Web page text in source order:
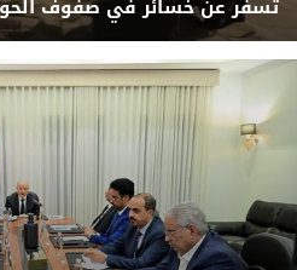
تسفر عن خسائر في صفوف